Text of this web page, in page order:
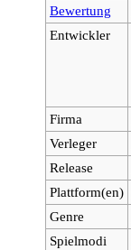
Bewertung
Entwickler
Firma
Verleger
Release
Plattform(en)
Genre
Spielmodi